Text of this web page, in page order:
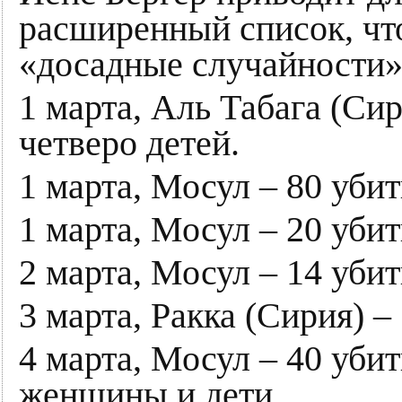
расширенный список,
«досадные
1 марта, Аль Табага
четверо детей.
1 марта, Мосул – 80
1 марта, Мосул – 20
2 марта, Мосул – 14
3 марта, Ракка (Сирия)
4 марта, Мосул – 40